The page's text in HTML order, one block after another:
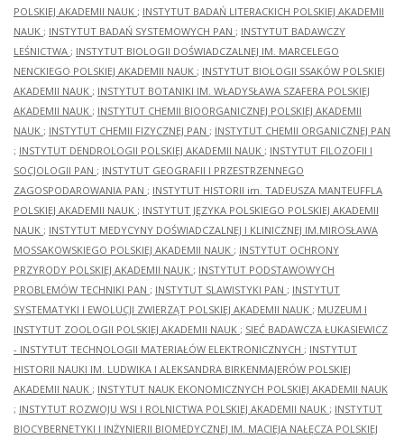
POLSKIEJ AKADEMII NAUK ; INSTYTUT BADAŃ LITERACKICH POLSKIEJ AKADEMII
NAUK ; INSTYTUT BADAŃ SYSTEMOWYCH PAN ; INSTYTUT BADAWCZY
LEŚNICTWA ; INSTYTUT BIOLOGII DOŚWIADCZALNEJ IM. MARCELEGO
NENCKIEGO POLSKIEJ AKADEMII NAUK ; INSTYTUT BIOLOGII SSAKÓW POLSKIEJ
AKADEMII NAUK ; INSTYTUT BOTANIKI IM. WŁADYSŁAWA SZAFERA POLSKIEJ
AKADEMII NAUK ; INSTYTUT CHEMII BIOORGANICZNEJ POLSKIEJ AKADEMII
NAUK ; INSTYTUT CHEMII FIZYCZNEJ PAN ; INSTYTUT CHEMII ORGANICZNEJ PAN
; INSTYTUT DENDROLOGII POLSKIEJ AKADEMII NAUK ; INSTYTUT FILOZOFII I
SOCJOLOGII PAN ; INSTYTUT GEOGRAFII I PRZESTRZENNEGO
ZAGOSPODAROWANIA PAN ; INSTYTUT HISTORII im. TADEUSZA MANTEUFFLA
POLSKIEJ AKADEMII NAUK ; INSTYTUT JĘZYKA POLSKIEGO POLSKIEJ AKADEMII
NAUK ; INSTYTUT MEDYCYNY DOŚWIADCZALNEJ I KLINICZNEJ IM.MIROSŁAWA
MOSSAKOWSKIEGO POLSKIEJ AKADEMII NAUK ; INSTYTUT OCHRONY
PRZYRODY POLSKIEJ AKADEMII NAUK ; INSTYTUT PODSTAWOWYCH
PROBLEMÓW TECHNIKI PAN ; INSTYTUT SLAWISTYKI PAN ; INSTYTUT
SYSTEMATYKI I EWOLUCJI ZWIERZĄT POLSKIEJ AKADEMII NAUK ; MUZEUM I
INSTYTUT ZOOLOGII POLSKIEJ AKADEMII NAUK ; SIEĆ BADAWCZA ŁUKASIEWICZ
- INSTYTUT TECHNOLOGII MATERIAŁÓW ELEKTRONICZNYCH ; INSTYTUT
HISTORII NAUKI IM. LUDWIKA I ALEKSANDRA BIRKENMAJERÓW POLSKIEJ
AKADEMII NAUK ; INSTYTUT NAUK EKONOMICZNYCH POLSKIEJ AKADEMII NAUK
; INSTYTUT ROZWOJU WSI I ROLNICTWA POLSKIEJ AKADEMII NAUK ; INSTYTUT
BIOCYBERNETYKI I INŻYNIERII BIOMEDYCZNEJ IM. MACIEJA NAŁĘCZA POLSKIEJ